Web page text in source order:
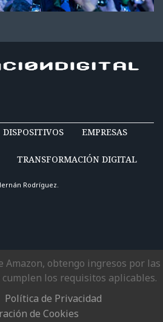
DISPOSITIVOS EMPRESAS
TRANSFORMACIÓN DIGITAL
Rodríguez.
Amazon, obtengo ingresos por las
los requisitos aplicables.
Política de Privacidad
de Cookies